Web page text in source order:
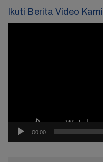
Ikuti Berita Video Kami
00:00